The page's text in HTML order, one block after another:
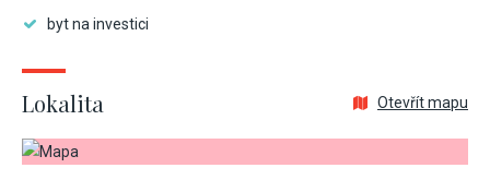
byt na investici
Lokalita Otevřít mapu